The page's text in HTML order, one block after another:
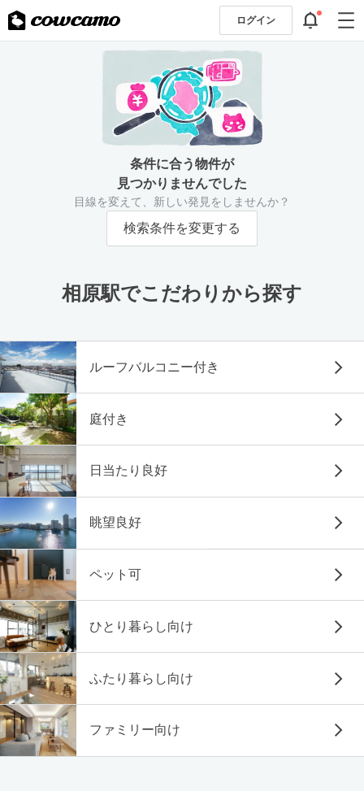
ログイン
条件に合う物件が
見つかりませんでした
目線を変えて、新しい発見をしませんか？
検索条件を変更する
相原駅でこだわりから探す
ルーフバルコニー付き
庭付き
日当たり良好
眺望良好
ペット可
ひとり暮らし向け
ふたり暮らし向け
ファミリー向け